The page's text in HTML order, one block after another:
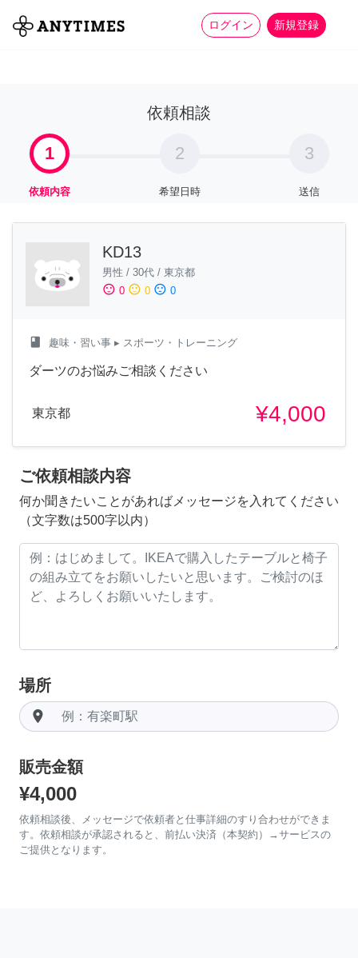
ログイン 新規登録
全て 家事 more_horiz
依頼相談
1
依頼内容
2
希望日時
3
送信
KD13
男性 / 30代 / 東京都
sentiment_satisfied 0 sentiment_neutral 0 sentiment_dissatisfied 0
class 趣味・習い事 ▸ スポーツ・トレーニング
ダーツのお悩みご相談ください
東京都 ¥4,000
ご依頼相談内容
何か聞きたいことがあればメッセージを入れてください
（文字数は500字以内）
場所
room
販売金額
¥4,000
依頼相談後、メッセージで依頼者と仕事詳細のすり合わせができま
す。依頼相談が承認されると、前払い決済（本契約）→サービスの
ご提供となります。